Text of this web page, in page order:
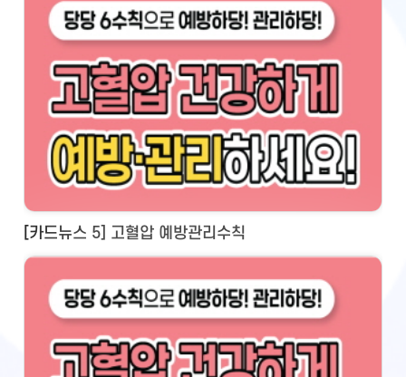
[카드뉴스 5] 고혈압 예방관리수칙